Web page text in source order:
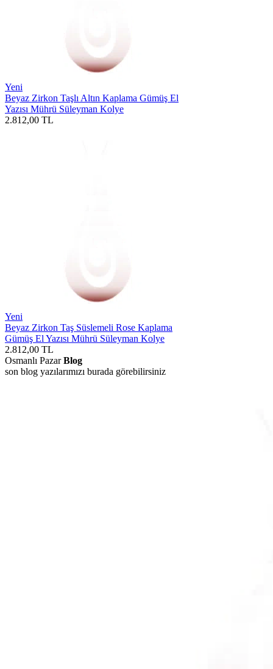
Yeni
Beyaz Zirkon Taşlı Altın Kaplama Gümüş El
Yazısı Mührü Süleyman Kolye
2.812,00 TL
Yeni
Beyaz Zirkon Taş Süslemeli Rose Kaplama
Gümüş El Yazısı Mührü Süleyman Kolye
2.812,00 TL
Osmanlı PazarBlog
son blog yazılarımızı burada görebilirsiniz